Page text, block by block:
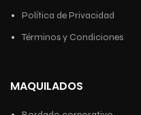
Política de Privacidad
Términos y Condiciones
MAQUILADOS